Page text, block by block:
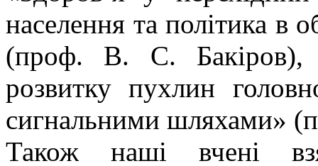
населення та політика в
(проф. В. С. Бакіров),
розвитку пухлин
сигнальними шляхами»
Також наші вчені